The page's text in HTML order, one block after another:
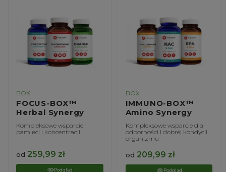
BOX
FOCUS-BOX™
Herbal Synergy
Kompleksowe wsparcie
pamięci i koncentracji
od 259,99 zł
Podgląd
BOX
IMMUNO-BOX™
Amino Synergy
Kompleksowe wsparcie dla
odporności i dobrej kondycji
organizmu
od 209,99 zł
Podgląd